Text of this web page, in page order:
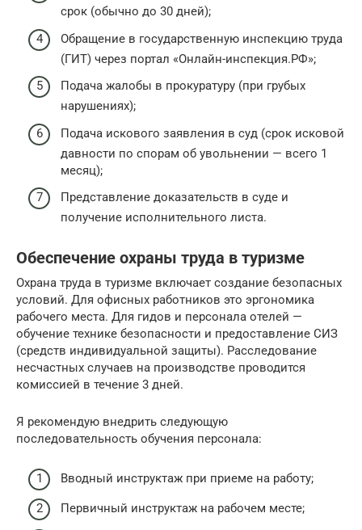
срок (обычно до 30 дней);
Обращение в государственную инспекцию труда
(ГИТ) через портал «Онлайн-инспекция.РФ»;
Подача жалобы в прокуратуру (при грубых
нарушениях);
Подача искового заявления в суд (срок исковой
давности по спорам об увольнении — всего 1
месяц);
Представление доказательств в суде и
получение исполнительного листа.
Обеспечение охраны труда в туризме
Охрана труда в туризме включает создание безопасных
условий. Для офисных работников это эргономика
рабочего места. Для гидов и персонала отелей —
обучение технике безопасности и предоставление СИЗ
(средств индивидуальной защиты). Расследование
несчастных случаев на производстве проводится
комиссией в течение 3 дней.
Я рекомендую внедрить следующую
последовательность обучения персонала:
Вводный инструктаж при приеме на работу;
Первичный инструктаж на рабочем месте;